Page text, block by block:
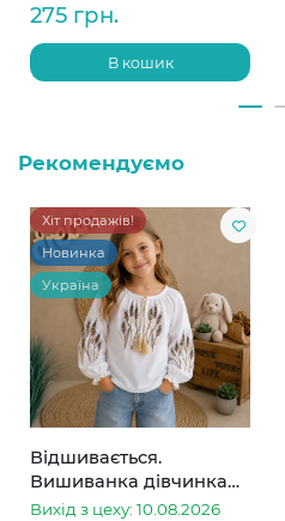
275 грн.
В кошик
Рекомендуємо
Хіт продажів!
Новинка
Україна
Відшивається.
Вишиванка дівчинка
колоски
Вихід з цеху: 10.08.2026